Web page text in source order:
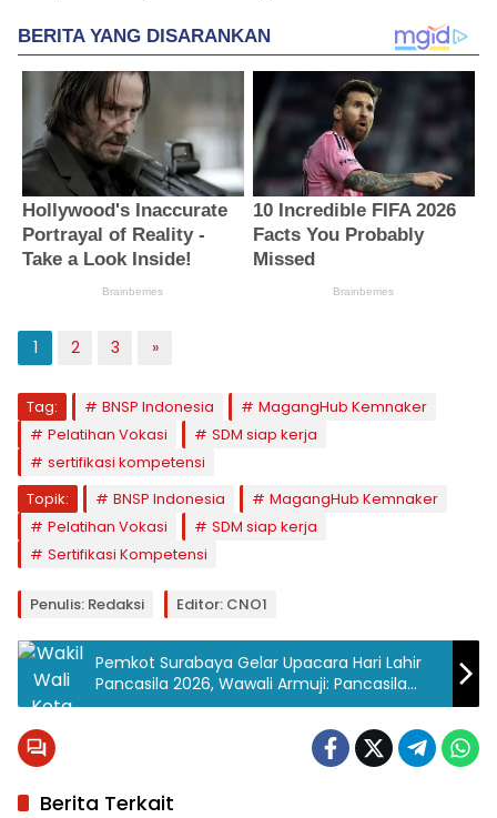
1 2 3 »
Tag: BNSP Indonesia
MagangHub Kemnaker
Pelatihan Vokasi
SDM siap kerja
sertifikasi kompetensi
Topik:
BNSP Indonesia
MagangHub Kemnaker
Pelatihan Vokasi
SDM siap kerja
Sertifikasi Kompetensi
Penulis: Redaksi Editor: CNO1
Pemkot Surabaya Gelar Upacara Hari Lahir
Pancasila 2026, Wawali Armuji: Pancasila
adalah Jangkar Moral Bangsa
Berita Terkait